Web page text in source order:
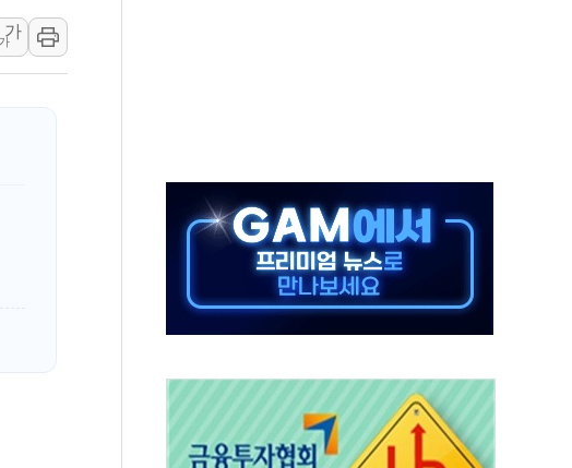
위협정' 체결… 수니파 국가들의 새 안보 협력 구도
밋 클라비온 59㎡ 18억원대
합 마감...석유·가스주 올랐지만 빈그룹이 상쇄
경신…한낮 총수요 104.3GW 기록
시 공격… 위기 고조되는 또 다른 중동 화약고
가
가